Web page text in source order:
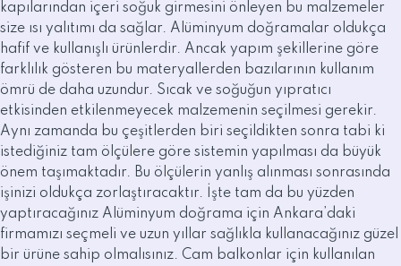
kapılarından içeri soğuk girmesini önleyen bu malzemeler
size ısı yalıtımı da sağlar. Alüminyum doğramalar oldukça
hafif ve kullanışlı ürünlerdir. Ancak yapım şekillerine göre
farklılık gösteren bu materyallerden bazılarının kullanım
ömrü de daha uzundur. Sıcak ve soğuğun yıpratıcı
etkisinden etkilenmeyecek malzemenin seçilmesi gerekir.
Aynı zamanda bu çeşitlerden biri seçildikten sonra tabi ki
istediğiniz tam ölçülere göre sistemin yapılması da büyük
önem taşımaktadır. Bu ölçülerin yanlış alınması sonrasında
işinizi oldukça zorlaştıracaktır. İşte tam da bu yüzden
yaptıracağınız Alüminyum doğrama için Ankara’daki
firmamızı seçmeli ve uzun yıllar sağlıkla kullanacağınız güzel
bir ürüne sahip olmalısınız. Cam balkonlar için kullanılan